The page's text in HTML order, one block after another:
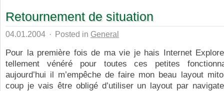
Retournement de situation
04.01.2004 · Posted in General
Pour la première fois de ma vie je hais Internet
tellement vénéré pour toutes ces petites
aujourd’hui il m’empêche de faire mon beau layout
coup je vais être obligé d’utiliser un layout par